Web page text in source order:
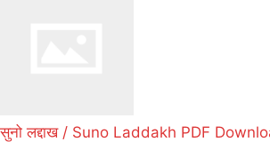
सुनो लद्दाख / Suno Laddakh PDF